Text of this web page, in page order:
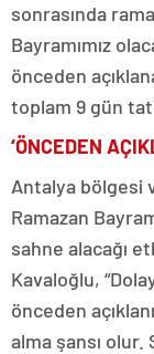
sonrasında
Bayramımız
önceden
toplam 9 gün
‘ÖNCEDEN
Antalya bölgesi
Ramazan
sahne alacağı
Kavaloğlu,
önceden
alma şansı